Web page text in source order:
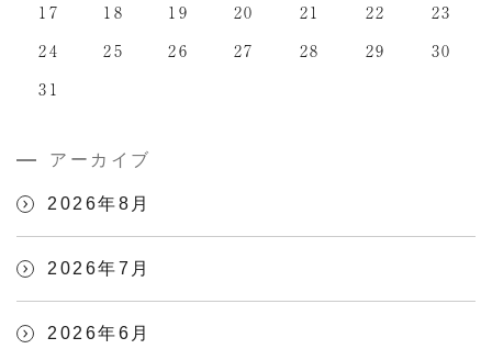
17
18 19 20 21 22
23
24
25 26 27 28 29
30
31
アーカイブ
2026年8月
2026年7月
2026年6月